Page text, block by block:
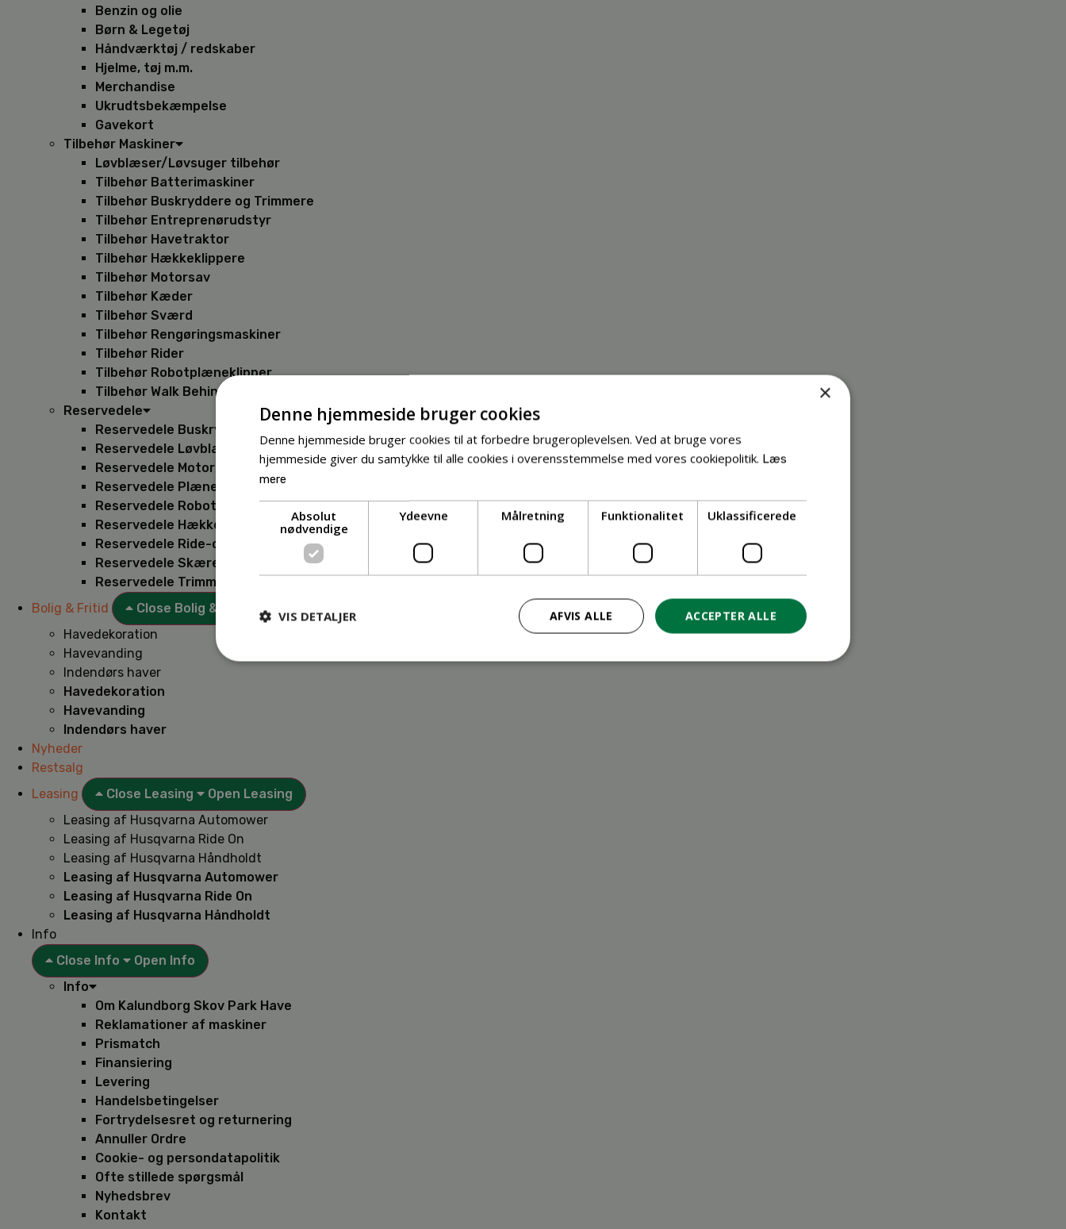
Benzin og olie
Børn & Legetøj
Håndværktøj / redskaber
Hjelme, tøj m.m.
Merchandise
Ukrudtsbekæmpelse
Gavekort
Tilbehør Maskiner
Løvblæser/Løvsuger tilbehør
Tilbehør Batterimaskiner
Tilbehør Buskryddere og Trimmere
Tilbehør Entreprenørudstyr
Tilbehør Havetraktor
Tilbehør Hækkeklippere
Tilbehør Motorsav
Tilbehør Kæder
Tilbehør Sværd
Tilbehør Rengøringsmaskiner
Tilbehør Rider
Tilbehør Robotplæneklipper
Tilbehør Walk Behind
Reservedele
Reservedele Buskryddere
Reservedele Løvblæsere
Reservedele Motorsave
Reservedele Plæneklippere
Reservedele Robotplæneklippere
Reservedele Hækkeklippere
Reservedele Ride-on
Reservedele Skæremaskiner
Reservedele Trimmere
Bolig & Fritid
Close Bolig & Fritid
Havedekoration
Havevanding
Indendørs haver
Havedekoration
Havevanding
Indendørs haver
Nyheder
Restsalg
Leasing
Close Leasing
Open Leasing
Leasing af Husqvarna Automower
Leasing af Husqvarna Ride On
Leasing af Husqvarna Håndholdt
Leasing af Husqvarna Automower
Leasing af Husqvarna Ride On
Leasing af Husqvarna Håndholdt
Info
Close Info
Open Info
Info
Om Kalundborg Skov Park Have
Reklamationer af maskiner
Prismatch
Finansiering
Levering
Handelsbetingelser
Fortrydelsesret og returnering
Annuller Ordre
Cookie- og persondatapolitik
Ofte stillede spørgsmål
Nyhedsbrev
Kontakt
×
Denne hjemmeside bruger cookies
Denne hjemmeside bruger cookies til at forbedre brugeroplevelsen. Ved at bruge vores
hjemmeside giver du samtykke til alle cookies i overensstemmelse med vores cookiepolitik. Læs
mere
Absolut
nødvendige
Ydeevne Målretning Funktionalitet Uklassificerede
ACCEPTER ALLE
AFVIS ALLE
VIS DETALJER